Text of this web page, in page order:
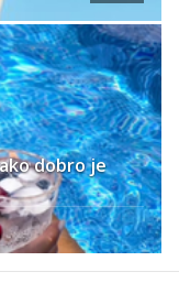
dobro je